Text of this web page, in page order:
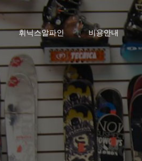
휘닉스알파인 비용안내